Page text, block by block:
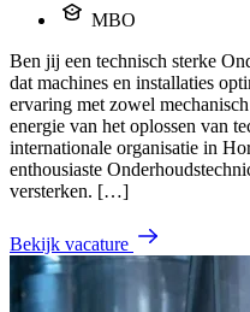
MBO
Ben jij een technisch sterke
dat machines en installaties
ervaring met zowel
energie van het oplossen van
internationale organisatie in
enthousiaste
versterken. […]
Bekijk vacature